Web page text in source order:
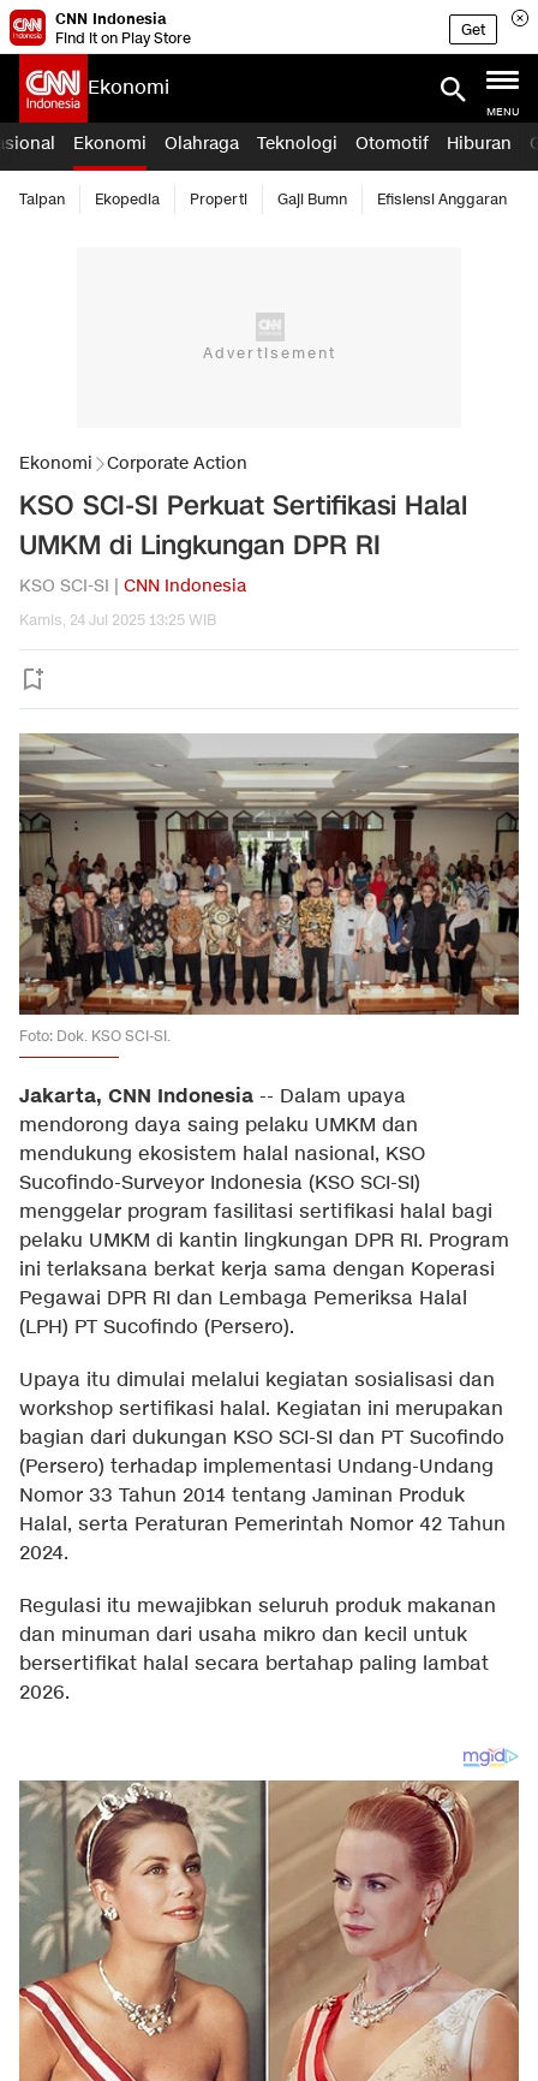
CNN Indonesia
Find it on Play Store
Get
Ekonomi
MENU
Ekonomi Olahraga Teknologi Otomotif Hiburan
Taipan Ekopedia Properti Gaji Bumn Efisiensi Anggaran
Ekonomi Corporate Action
KSO SCI-SI Perkuat Sertifikasi Halal
UMKM di Lingkungan DPR RI
KSO SCI-SI | CNN Indonesia
Kamis, 24 Jul 2025 13:25 WIB
Foto: Dok. KSO SCI-SI.
Jakarta, CNN Indonesia -- Dalam upaya
mendorong daya saing pelaku UMKM dan
mendukung ekosistem halal nasional, KSO
Sucofindo-Surveyor Indonesia (KSO SCI-SI)
menggelar program fasilitasi sertifikasi halal bagi
pelaku UMKM di kantin lingkungan DPR RI. Program
ini terlaksana berkat kerja sama dengan Koperasi
Pegawai DPR RI dan Lembaga Pemeriksa Halal
(LPH) PT Sucofindo (Persero).
Upaya itu dimulai melalui kegiatan sosialisasi dan
workshop sertifikasi halal. Kegiatan ini merupakan
bagian dari dukungan KSO SCI-SI dan PT Sucofindo
(Persero) terhadap implementasi Undang-Undang
Nomor 33 Tahun 2014 tentang Jaminan Produk
Halal, serta Peraturan Pemerintah Nomor 42 Tahun
2024.
Regulasi itu mewajibkan seluruh produk makanan
dan minuman dari usaha mikro dan kecil untuk
bersertifikat halal secara bertahap paling lambat
2026.